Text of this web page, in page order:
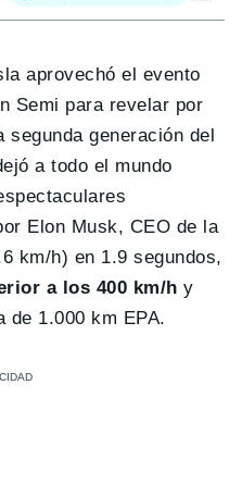
aprovechó el evento
Semi para revelar por
generación del
a todo el mundo
Elon Musk, CEO de la
km/h) en 1.9 segundos,
a los 400 km/h y
de 1.000 km EPA.